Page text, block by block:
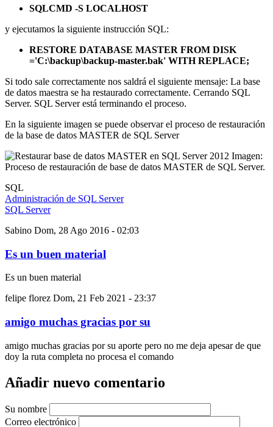
SQLCMD -S LOCALHOST
y ejecutamos la siguiente instrucción SQL:
RESTORE DATABASE MASTER FROM DISK
='C:\backup\backup-master.bak' WITH REPLACE;
Si todo sale correctamente nos saldrá el siguiente mensaje: La base
de datos maestra se ha restaurado correctamente. Cerrando SQL
Server. SQL Server está terminando el proceso.
En la siguiente imagen se puede observar el proceso de restauración
de la base de datos MASTER de SQL Server
Imagen:
Proceso de restauración de base de datos MASTER de SQL Server.
SQL
Administración de SQL Server
SQL Server
Sabino Dom, 28 Ago 2016 - 02:03
Es un buen material
Es un buen material
felipe florez Dom, 21 Feb 2021 - 23:37
amigo muchas gracias por su
amigo muchas gracias por su aporte pero no me deja apesar de que
doy la ruta completa no procesa el comando
Añadir nuevo comentario
Su nombre
Correo electrónico